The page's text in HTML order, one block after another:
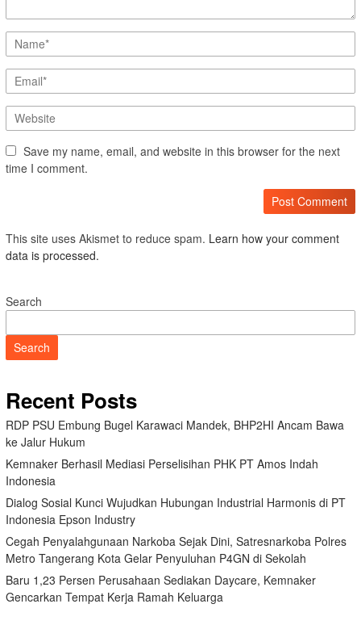
Save my name, email, and website in this browser for the next
time I comment.
This site uses Akismet to reduce spam. Learn how your comment
data is processed.
Search
Search
Recent Posts
RDP PSU Embung Bugel Karawaci Mandek, BHP2HI Ancam Bawa
ke Jalur Hukum
Kemnaker Berhasil Mediasi Perselisihan PHK PT Amos Indah
Indonesia
Dialog Sosial Kunci Wujudkan Hubungan Industrial Harmonis di PT
Indonesia Epson Industry
Cegah Penyalahgunaan Narkoba Sejak Dini, Satresnarkoba Polres
Metro Tangerang Kota Gelar Penyuluhan P4GN di Sekolah
Baru 1,23 Persen Perusahaan Sediakan Daycare, Kemnaker
Gencarkan Tempat Kerja Ramah Keluarga